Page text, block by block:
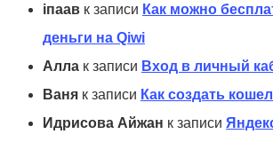
іпаав к записи Как можно
деньги на Qiwi
Алла к записи Вход в личный
Ваня к записи Как создать
Идрисова Айжан к записи